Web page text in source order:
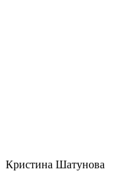
Кристина Шатунова